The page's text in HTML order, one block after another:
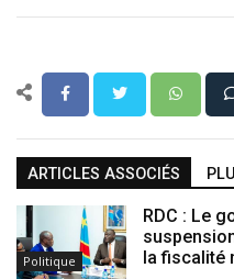
ARTICLES ASSOCIÉS
Politique
RDC : Le
la fiscalité